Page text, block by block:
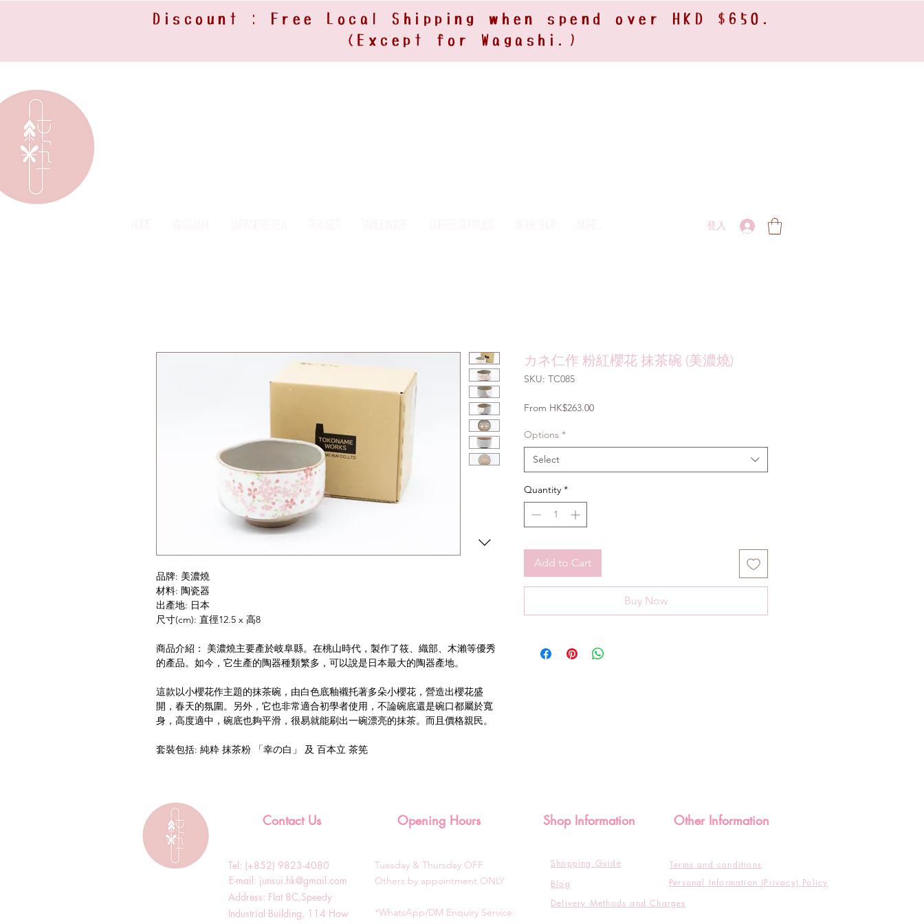
Discount : Free Local Shipping when spend over HKD $650.
(Except for Wagashi.)
Home Wagashi Tableware Workshop More... 登入
品牌: 美濃燒
材料: 陶瓷器
出產地: 日本
尺寸(cm): 直徑12.5 x 高8
商品介紹： 美濃燒主要產於岐阜縣。在桃山時代，製作了筱、織部、木瀨等優秀
的產品。如今，它生產的陶器種類繁多，可以說是日本最大的陶器產地。
這款以小櫻花作主題的抹茶碗，由白色底釉襯托著多朵小櫻花，營造出櫻花盛
開，春天的氛圍。另外，它也非常適合初學者使用，不論碗底還是碗口都屬於寬
身，高度適中，碗底也夠平滑，很易就能刷出一碗漂亮的抹茶。而且價格親民。
套裝包括: 純粋 抹茶粉 「幸の白」 及 百本立 茶筅
カネ仁作 粉紅櫻花 抹茶碗 (美濃燒)
SKU: TC085
From HK$263.00Sale
Options *
Select
Quantity *
Add to Cart
Buy Now
Contact Us
Tel: (+852) 9823-4080
​E-mail: junsui.hk@gmail.com
​Address: Flat 8C,Speedy
Industrial Building, 114 How
Opening Hours
Tuesday & Thursday OFF
Others by appointment ONLY
*WhatsApp/DM Enquiry Service:
Shop Information
Shopping Guide
Blog
Other Information
Terms and conditions
Personal Information (Privacy) Policy
Delivery Methods and Charges